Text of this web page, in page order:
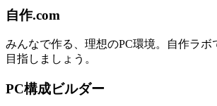
自作.com
みんなで作る、理想のPC環境。 自作ラボ
目指しましょう。
PC構成ビルダー